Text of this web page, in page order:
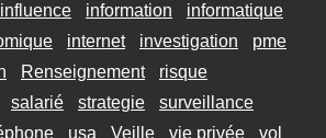
influence information
informatique
internet investigation
pme
Renseignement
risque
salarié strategie
surveillance
usa Veille vie privée vol